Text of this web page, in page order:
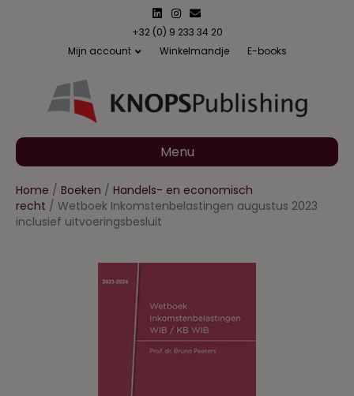
n
n
s
a
m
m
a
l
+32 (0) 9 233 34 20
Mijn account
Winkelmandje E-books
Menu
Home / Boeken / Handels- en economisch
recht / Wetboek Inkomstenbelastingen augustus 2023
inclusief uitvoeringsbesluit